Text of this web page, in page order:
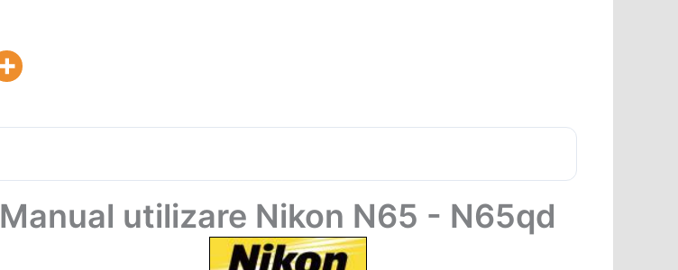
Manual utilizare Nikon N65 - N65qd